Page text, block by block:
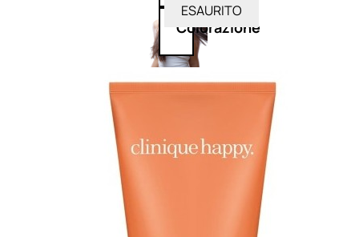
Colorazione
SOLARI
Protezione Solare Capelli
Abbronzanti
Autoabbronzanti
ESAURITO